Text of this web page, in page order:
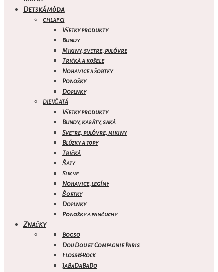
Detská móda
CHLAPCI
Všetky produkty
Bundy
Mikiny, svetre, pulóvre
Tričká a košele
Nohavice a šortky
Ponožky
Doplnky
DIEVČATÁ
Všetky produkty
Bundy, kabáty, saká
Svetre, pulóvre, mikiny
Blúzky a topy
Tričká
Šaty
Sukne
Nohavice, legíny
Šortky
Doplnky
Ponožky a pančuchy
Značky
Booso
Dou Dou et Compagnie Paris
Floss&Rock
JaBaDaBaDo